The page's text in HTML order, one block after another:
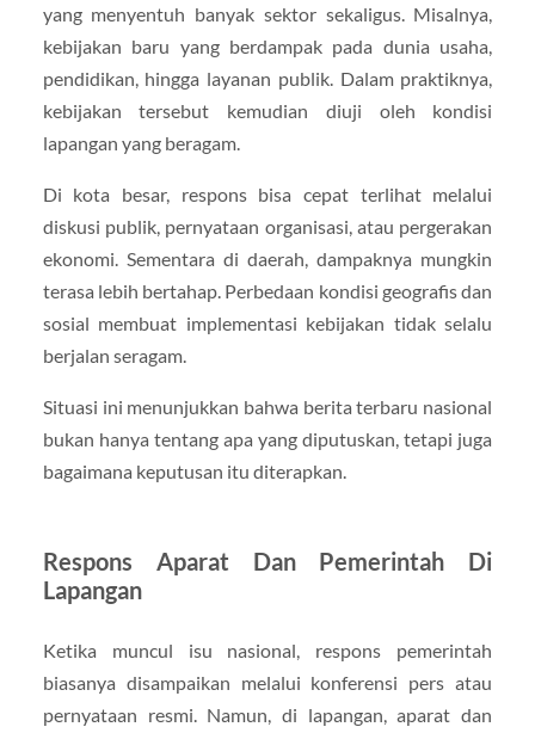
yang menyentuh banyak sektor sekaligus. Misalnya,
kebijakan baru yang berdampak pada dunia usaha,
pendidikan, hingga layanan publik. Dalam praktiknya,
kebijakan tersebut kemudian diuji oleh kondisi
lapangan yang beragam.
Di kota besar, respons bisa cepat terlihat melalui
diskusi publik, pernyataan organisasi, atau pergerakan
ekonomi. Sementara di daerah, dampaknya mungkin
terasa lebih bertahap. Perbedaan kondisi geografis dan
sosial membuat implementasi kebijakan tidak selalu
berjalan seragam.
Situasi ini menunjukkan bahwa berita terbaru nasional
bukan hanya tentang apa yang diputuskan, tetapi juga
bagaimana keputusan itu diterapkan.
Respons Aparat Dan Pemerintah Di
Lapangan
Ketika muncul isu nasional, respons pemerintah
biasanya disampaikan melalui konferensi pers atau
pernyataan resmi. Namun, di lapangan, aparat dan